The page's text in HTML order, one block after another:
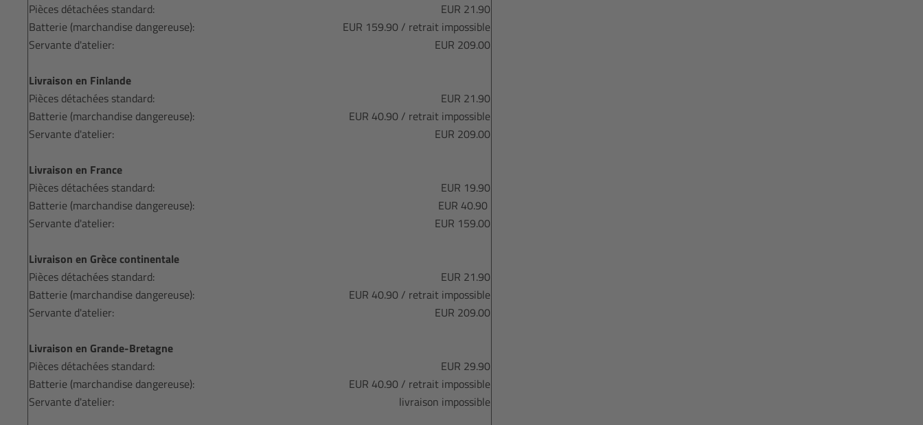
Pièces détachées standard:
EUR 21.90
Batterie (marchandise dangereuse):
EUR 159.90 / retrait impossible
Servante d'atelier:
EUR 209.00
Livraison en Finlande
Pièces détachées standard:
EUR 21.90
Batterie (marchandise dangereuse):
EUR 40.90 / retrait impossible
Servante d'atelier:
EUR 209.00
Livraison en France
Pièces détachées standard:
EUR 19.90
Batterie (marchandise dangereuse):
EUR 40.90
Servante d'atelier:
EUR 159.00
Livraison en Grèce continentale
Pièces détachées standard:
EUR 21.90
Batterie (marchandise dangereuse):
EUR 40.90 / retrait impossible
Servante d'atelier:
EUR 209.00
Livraison en Grande-Bretagne
Pièces détachées standard:
EUR 29.90
Batterie (marchandise dangereuse):
EUR 40.90 / retrait impossible
Servante d'atelier:
livraison impossible